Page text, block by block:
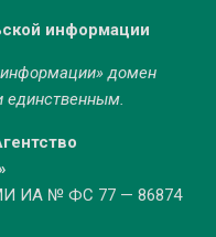
информации
информации» домен
единственным.
ИА № ФС 77 — 86874